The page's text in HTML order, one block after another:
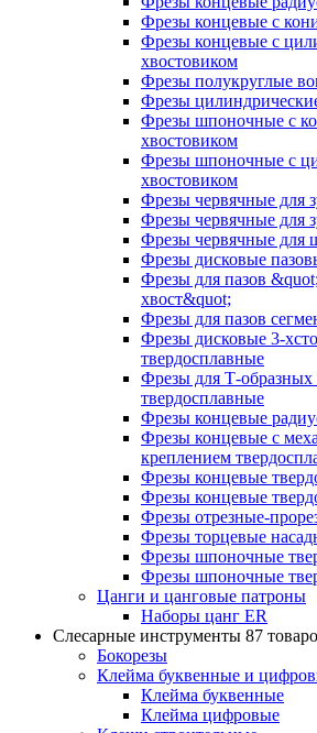
Фрезы концевые с
Фрезы концевые с
хвостовиком
Фрезы полукруглые
Фрезы
Фрезы шпоночные с
хвостовиком
Фрезы шпоночные с
хвостовиком
Фрезы червячные для
Фрезы червячные для
Фрезы червячные для
Фрезы дисковые
Фрезы для пазов
хвост&quot;
Фрезы для пазов
Фрезы дисковые 3-
твердосплавные
Фрезы для Т-образных
твердосплавные
Фрезы концевые
Фрезы концевые с
креплением
Фрезы концевые
Фрезы концевые
Фрезы отрезные-
Фрезы торцевые
Фрезы шпоночные
Фрезы шпоночные
Цанги и цанговые патроны
Наборы цанг ER
Слесарные инструменты 87
Бокорезы
Клейма буквенные и
Клейма буквенные
Клейма цифровые